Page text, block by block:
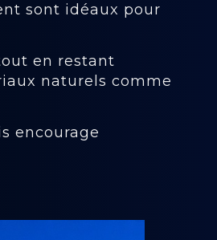
sont idéaux pour
en restant
naturels comme
encourage